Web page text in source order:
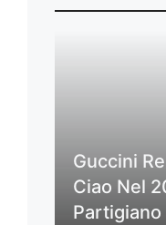
Guccini
Ciao Nel